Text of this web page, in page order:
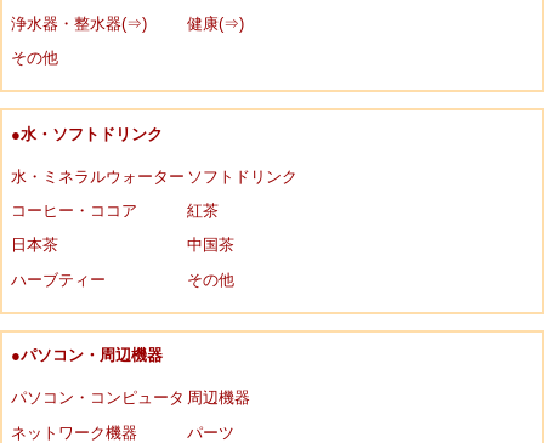
浄水器・整水器(⇒)
健康(⇒)
その他
●水・ソフトドリンク
水・ミネラルウォーター ソフトドリンク
コーヒー・ココア
紅茶
日本茶
中国茶
ハーブティー
その他
●パソコン・周辺機器
パソコン・コンピュータ 周辺機器
ネットワーク機器
パーツ